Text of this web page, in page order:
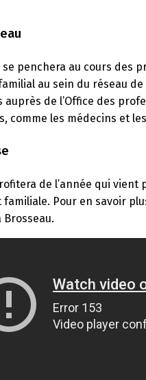
penchera au cours des
au sein du réseau
de l’Office des
comme les médecins et
de l’année qui
Pour en savoir